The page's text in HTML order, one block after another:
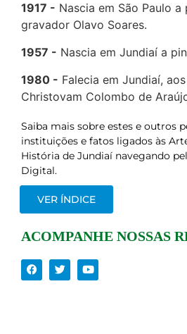
1917
Nascia em São Paulo
gravador Olavo Soares.
1957
Nascia em Jundiaí a
1980
Falecia em Jundiaí,
Christovam Colombo de
Saiba mais sobre estes e outros
instituições e fatos ligados às
História de Jundiaí navegando
Digital.
VER ÍNDICE
ACOMPANHE NOSSAS